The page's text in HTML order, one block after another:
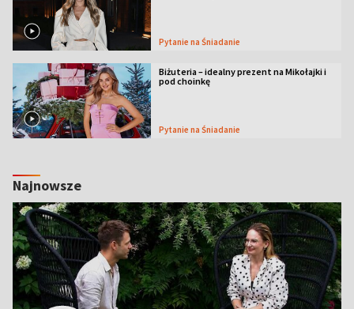
Pytanie na Śniadanie
Biżuteria – idealny prezent na Mikołajki i
pod choinkę
Pytanie na Śniadanie
Najnowsze